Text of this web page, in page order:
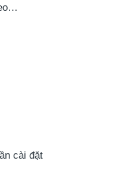
cài đặt